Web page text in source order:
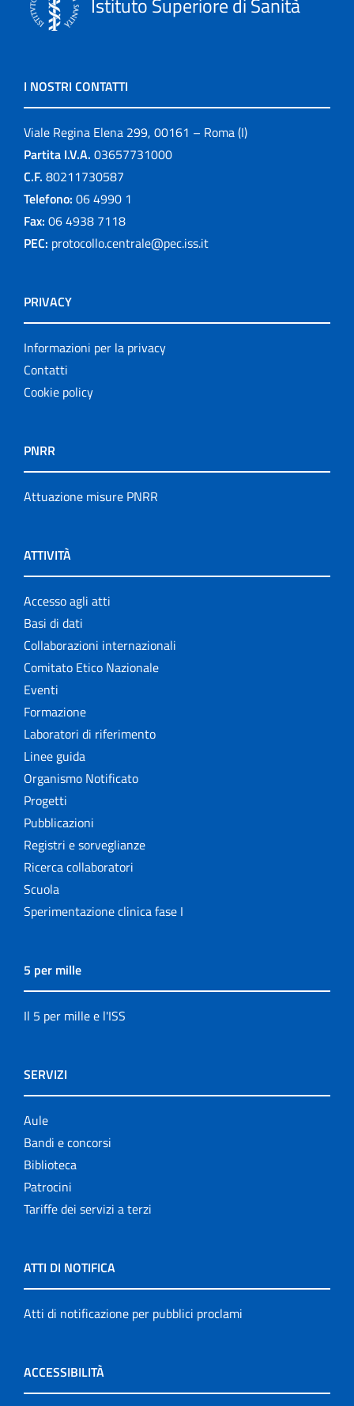
I NOSTRI CONTATTI
Viale Regina Elena 299, 00161 – Roma (I)
Partita I.V.A. 03657731000
C.F. 80211730587
Telefono: 06 4990 1
Fax: 06 4938 7118
PEC: protocollo.centrale@pec.iss.it
PRIVACY
Informazioni per la privacy
Contatti
Cookie policy
PNRR
Attuazione misure PNRR
ATTIVITÀ
Accesso agli atti
Basi di dati
Collaborazioni internazionali
Comitato Etico Nazionale
Eventi
Formazione
Laboratori di riferimento
Linee guida
Organismo Notificato
Progetti
Pubblicazioni
Registri e sorveglianze
Ricerca collaboratori
Scuola
Sperimentazione clinica fase I
5 per mille
Il 5 per mille e l'ISS
SERVIZI
Aule
Bandi e concorsi
Biblioteca
Patrocini
Tariffe dei servizi a terzi
ATTI DI NOTIFICA
Atti di notificazione per pubblici proclami
ACCESSIBILITÀ